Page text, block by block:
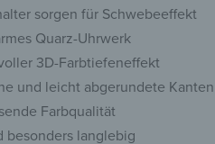
sorgen für Schwebeeffekt
Quarz-Uhrwerk
3D-Farbtiefeneffekt
und leicht abgerundete Kanten
Farbqualität
besonders langlebig